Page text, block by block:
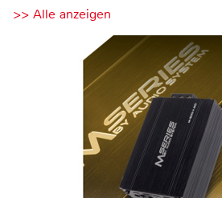
>> Alle anzeigen